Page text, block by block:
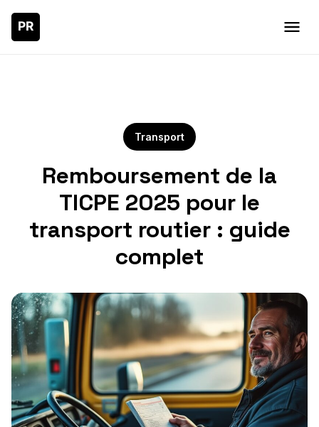
Transport
Remboursement de la
TICPE 2025 pour le
transport routier : guide
complet